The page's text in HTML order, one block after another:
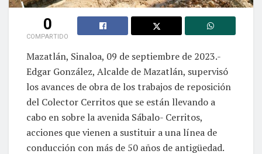
0
COMPARTIDO
Mazatlán, Sinaloa, 09 de septiembre de 2023.-
Edgar González, Alcalde de Mazatlán, supervisó
los avances de obra de los trabajos de reposición
del Colector Cerritos que se están llevando a
cabo en sobre la avenida Sábalo- Cerritos,
acciones que vienen a sustituir a una línea de
conducción con más de 50 años de antigüedad.